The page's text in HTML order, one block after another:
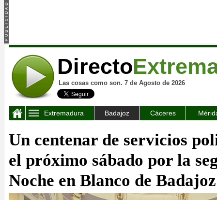
Directo
Las cosas como son. 7 de Agosto de 2026
Extremadura Badajoz Cáceres
Un centenar de servicios
el próximo sábado por la
Noche en Blanco de Badajoz